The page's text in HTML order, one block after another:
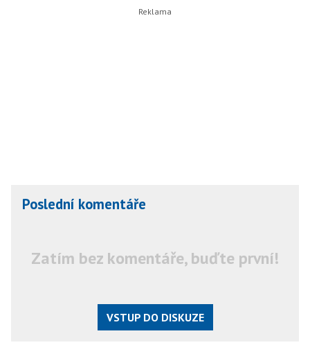
Poslední komentáře
Zatím bez komentáře, buďte první!
VSTUP DO DISKUZE